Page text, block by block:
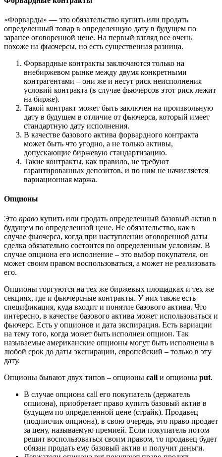
«Форварды» — это обязательство купить или продать
определенный товар в определенную дату в будущем по
заранее оговоренной цене. На первый взгляд все очень
похоже на фьючерсы, но есть существенная разница.
Форвардные контракты заключаются только на
внебиржевом рынке между двумя конкретными
контрагентами – они же и несут риск неисполнения
условий контракта (в случае фьючерсов этот риск лежит
на бирже).
Такой контракт может быть заключен на произвольную
дату в будущем в отличие от фьючерса, который имеет
стандартную дату исполнения.
В качестве базового актива форвардного контракта
может быть что угодно, а не только активы,
допускающие биржевую стандартизацию.
Такие контракты, как правило, не требуют
гарантированных депозитов, и по ним не начисляется
вариационная маржа.
Опционы
Это право купить или продать определенный базовый актив в
будущем по определенной цене. Не обязательство, как в
случае фьючерса, когда при наступлении оговоренной даты
сделка обязательно состоится по определенным условиям. В
случае опциона его исполнение – это выбор покупателя, он
может своим правом воспользоваться, а может не реализовать
его.
Опционы торгуются на тех же биржевых площадках и тех же
секциях, где и фьючерсные контракты. У них также есть
спецификация, куда входит и понятие базового актива. Что
интересно, в качестве базового актива может использоваться и
фьючерс. Есть у опционов и дата экспирация. Есть вариации
на тему того, когда может быть исполнен опцион. Так
называемые американские опционы могут быть исполнены в
любой срок до даты экспирации, европейский – только в эту
дату.
Опционы бывают двух типов – опционы call и опционы put.
В случае опциона call его покупатель (держатель
опциона), приобретает право купить базовый актив в
будущем по определенной цене (страйк). Продавец
(подписчик опциона), в свою очередь, это право продает
за цену, называемую премией. Если покупатель потом
решит воспользоваться своим правом, то продавец будет
обязан продать ему базовый актив и получит деньги.